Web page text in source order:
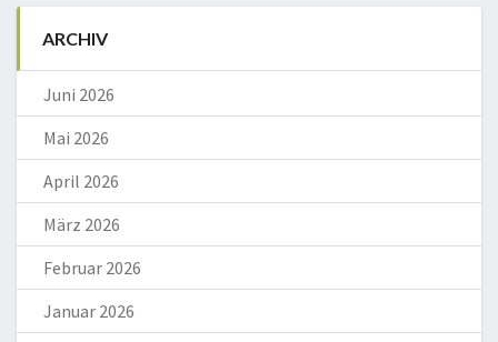
ARCHIV
Juni 2026
Mai 2026
April 2026
März 2026
Februar 2026
Januar 2026